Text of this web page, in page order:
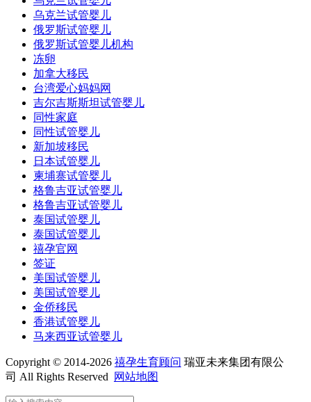
乌克兰试管婴儿
俄罗斯试管婴儿
俄罗斯试管婴儿机构
冻卵
加拿大移民
台湾爱心妈妈网
吉尔吉斯斯坦试管婴儿
同性家庭
同性试管婴儿
新加坡移民
日本试管婴儿
柬埔寨试管婴儿
格鲁吉亚试管婴儿
格鲁吉亚试管婴儿
泰国试管婴儿
泰国试管婴儿
禧孕官网
签证
美国试管婴儿
美国试管婴儿
金侨移民
香港试管婴儿
马来西亚试管婴儿
Copyright © 2014-2026 禧孕生育顾问 瑞亚未来集团有限公
司 All Rights Reserved
网站地图